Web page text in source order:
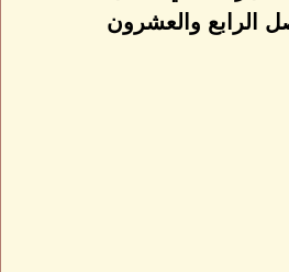
الرابع والعشرون